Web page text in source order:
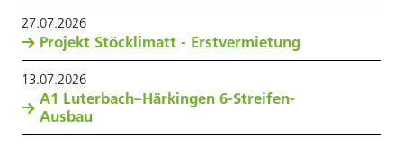
27.07.2026
Projekt Stöcklimatt - Erstvermietung
13.07.2026
A1 Luterbach–Härkingen 6-Streifen-
Ausbau